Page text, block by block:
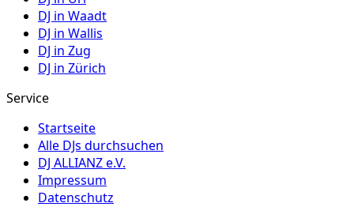
DJ in Waadt
DJ in Wallis
DJ in Zug
DJ in Zürich
Service
Startseite
Alle DJs durchsuchen
DJ ALLIANZ e.V.
Impressum
Datenschutz